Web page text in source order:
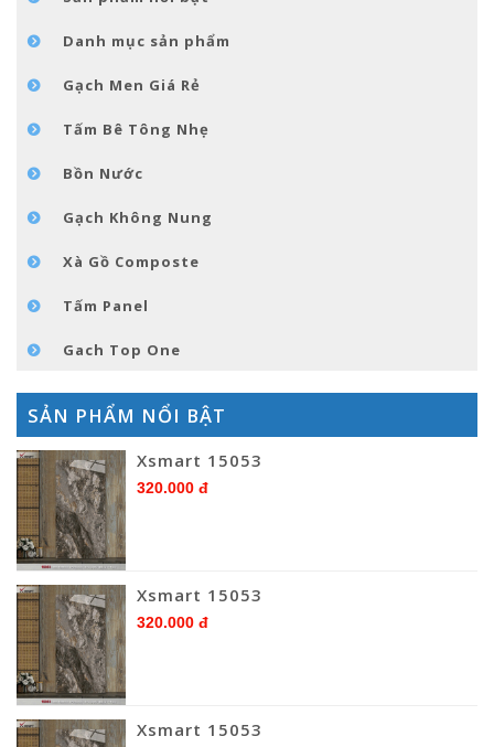
LIÊN HỆDanh mục sản phẩm
Gạch Men Giá Rẻ
Tấm Bê Tông Nhẹ
Bồn Nước
Gạch Không Nung
Xà Gồ Composte
Tấm Panel
Gach Top One
SẢN PHẨM NỔI BẬT
Xsmart 15053
320.000 đ
Xsmart 15053
320.000 đ
Xsmart 15053